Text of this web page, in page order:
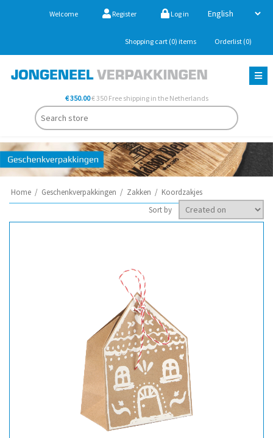
Welcome Register Log in
Shopping cart (0) items Orderlist (0)
€ 350.00€ 350 Free shipping in the Netherlands
Home / Geschenkverpakkingen / Zakken / Koordzakjes
Sort by